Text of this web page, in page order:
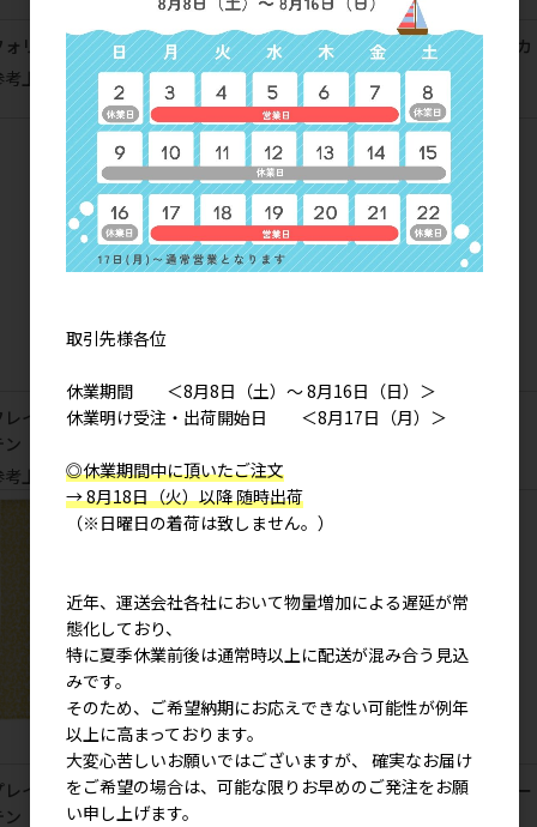
ォリア タペストリーカーテン
上代
2,900円
イエローキャロル タペストリーカ
ーテン
参考上代 2,900円
レイグラント タペストリーカー
ン
上代
2,900円
マリオン タペストリーカーテン
レイメリリー タペストリーカー
ン
バルブフラワー タペストリーカー
取引先様各位
休業期間 ＜8月8日（土）～ 8月16日（日）＞
休業明け受注・出荷開始日 ＜8月17日（月）＞
◎休業期間中に頂いたご注文
→ 8月18日（火）以降 随時出荷
（※日曜日の着荷は致しません。）
近年、運送会社各社において物量増加による遅延が常
態化しており、
特に夏季休業前後は通常時以上に配送が混み合う見込
みです。
そのため、ご希望納期にお応えできない可能性が例年
以上に高まっております。
大変心苦しいお願いではございますが、 確実なお届け
をご希望の場合は、可能な限りお早めのご発注をお願
い申し上げます。